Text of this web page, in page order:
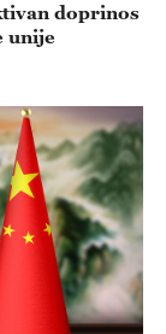
doprinos
unije